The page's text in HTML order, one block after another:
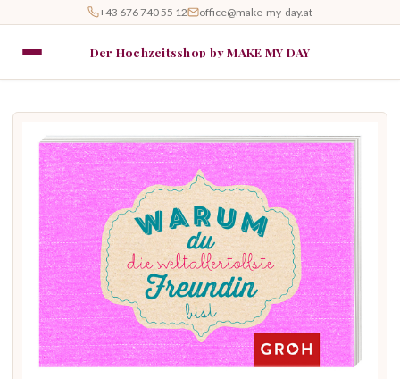
+43 676 740 55 12 office@make-my-day.at
Der Hochzeitsshop by MAKE MY DAY